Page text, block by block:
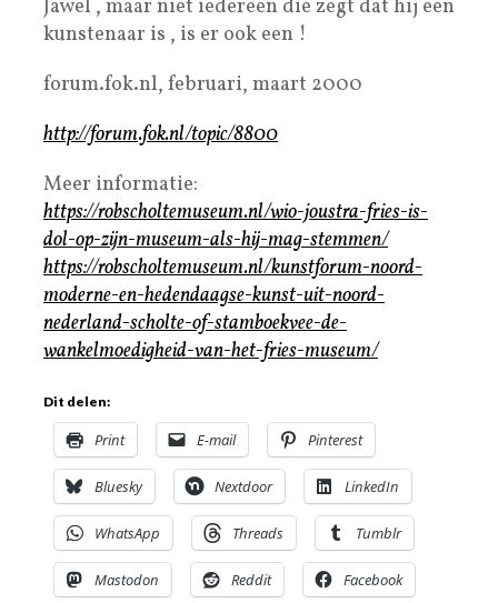
Jawel , maar niet iedereen die zegt dat hij een
kunstenaar is , is er ook een !
forum.fok.nl, februari, maart 2000
http://forum.fok.nl/topic/8800
Meer informatie:
https://robscholtemuseum.nl/wio-joustra-fries-is-
dol-op-zijn-museum-als-hij-mag-stemmen/
https://robscholtemuseum.nl/kunstforum-noord-
moderne-en-hedendaagse-kunst-uit-noord-
nederland-scholte-of-stamboekvee-de-
wankelmoedigheid-van-het-fries-museum/
Dit delen:
Print E-mail Pinterest
Bluesky Nextdoor LinkedIn
WhatsApp Threads Tumblr
Mastodon Reddit Facebook